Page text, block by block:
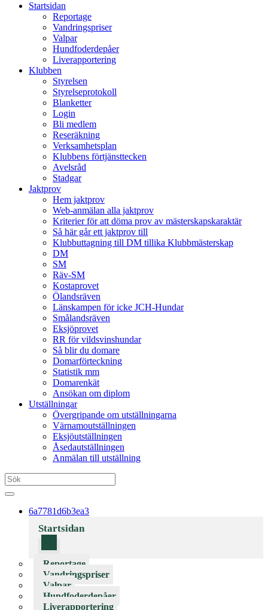
Startsidan
Reportage
Vandringspriser
Valpar
Hundfoderdepåer
Liverapportering
Klubben
Styrelsen
Styrelseprotokoll
Blanketter
Login
Bli medlem
Reseräkning
Verksamhetsplan
Klubbens förtjänsttecken
Avelsråd
Stadgar
Jaktprov
Hem jaktprov
Web-anmälan alla jaktprov
Kriterier för att döma prov av mästerskapskaraktär
Så här går ett jaktprov till
Klubbuttagning till DM tillika Klubbmästerskap
DM
SM
Räv-SM
Kostaprovet
Ölandsräven
Länskampen för icke JCH-Hundar
Smålandsräven
Eksjöprovet
RR för vildsvinshundar
Så blir du domare
Domarförteckning
Statistik mm
Domarenkät
Ansökan om diplom
Utställningar
Övergripande om utställningarna
Värnamoutställningen
Eksjöutställningen
Åsedautställningen
Anmälan till utställning
6a7781d6b3ea3
Startsidan
Reportage
Vandringspriser
Valpar
Hundfoderdepåer
Liverapportering